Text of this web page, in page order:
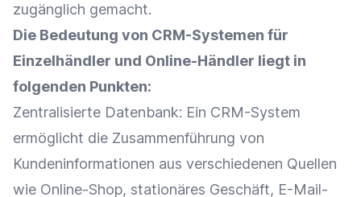
zugänglich gemacht.
Die Bedeutung von CRM-Systemen für
Einzelhändler und Online-Händler liegt in
folgenden Punkten:
Zentralisierte Datenbank: Ein CRM-System
ermöglicht die Zusammenführung von
Kundeninformationen aus verschiedenen Quellen
wie Online-Shop, stationäres Geschäft, E-Mail-